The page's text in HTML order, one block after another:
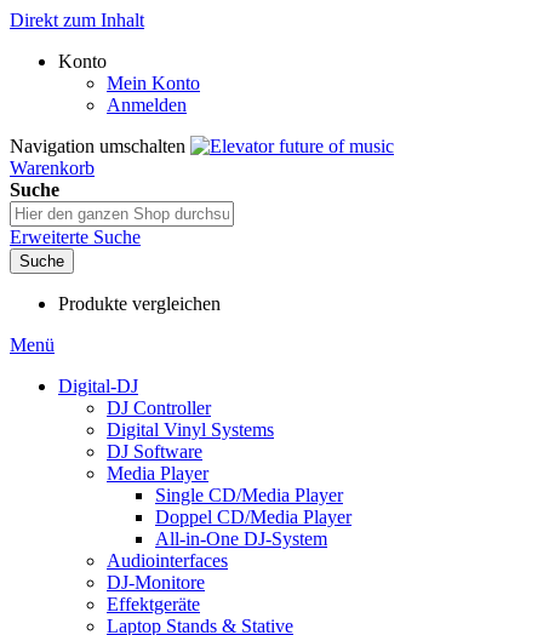
Direkt zum Inhalt
Konto
Mein Konto
Anmelden
Navigation umschalten
Warenkorb
Suche
Erweiterte Suche
Suche
Produkte vergleichen
Menü
Digital-DJ
DJ Controller
Digital Vinyl Systems
DJ Software
Media Player
Single CD/Media Player
Doppel CD/Media Player
All-in-One DJ-System
Audiointerfaces
DJ-Monitore
Effektgeräte
Laptop Stands & Stative